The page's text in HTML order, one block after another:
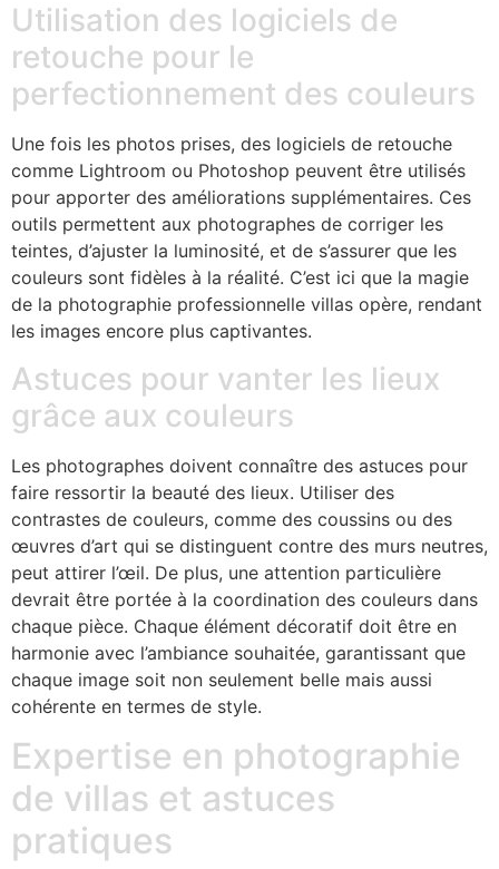
Utilisation des logiciels de
retouche pour le
perfectionnement des couleurs
Une fois les photos prises, des logiciels de retouche
comme Lightroom ou Photoshop peuvent être utilisés
pour apporter des améliorations supplémentaires. Ces
outils permettent aux photographes de corriger les
teintes, d’ajuster la luminosité, et de s’assurer que les
couleurs sont fidèles à la réalité. C’est ici que la magie
de la photographie professionnelle villas opère, rendant
les images encore plus captivantes.
Astuces pour vanter les lieux
grâce aux couleurs
Les photographes doivent connaître des astuces pour
faire ressortir la beauté des lieux. Utiliser des
contrastes de couleurs, comme des coussins ou des
œuvres d’art qui se distinguent contre des murs neutres,
peut attirer l’œil. De plus, une attention particulière
devrait être portée à la coordination des couleurs dans
chaque pièce. Chaque élément décoratif doit être en
harmonie avec l’ambiance souhaitée, garantissant que
chaque image soit non seulement belle mais aussi
cohérente en termes de style.
Expertise en photographie
de villas et astuces
pratiques